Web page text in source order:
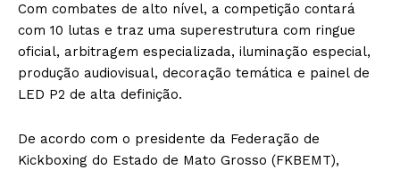
Com combates de alto nível, a competição contará
com 10 lutas e traz uma superestrutura com ringue
oficial, arbitragem especializada, iluminação especial,
produção audiovisual, decoração temática e painel de
LED P2 de alta definição.
De acordo com o presidente da Federação de
Kickboxing do Estado de Mato Grosso (FKBEMT),